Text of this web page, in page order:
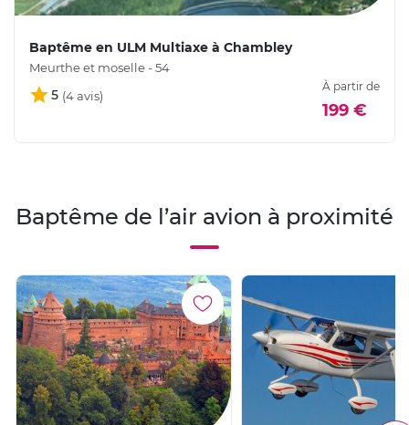
Baptême en ULM Multiaxe à Chambley
Meurthe et moselle - 54
5
À partir de
199 €
Baptême de l’air avion à proximité